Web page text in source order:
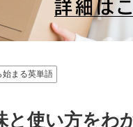
始まる英単語
と使い方を